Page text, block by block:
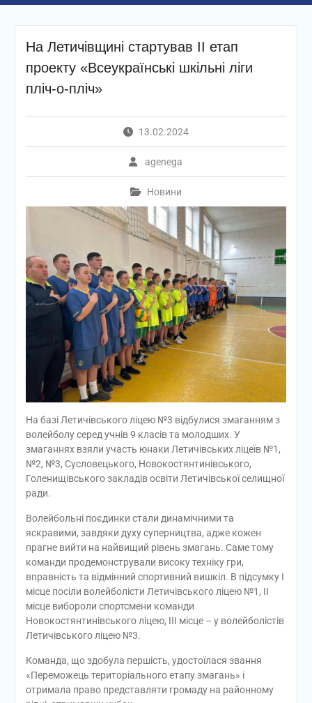
На Летичівщині стартував ІІ етап
проекту «Всеукраїнські шкільні ліги
пліч-о-пліч»
13.02.2024
agenega
Новини
На базі Летичівського ліцею №3 відбулися змаганням з
волейболу серед учнів 9 класів та молодших. У
змаганнях взяли участь юнаки Летичівських ліцеїв №1,
№2, №3, Сусловецького, Новокостянтинівського,
Голенищівського закладів освіти Летичівської селищної
ради.
Волейбольні поєдинки стали динамічними та
яскравими, завдяки духу суперництва, адже кожен
прагне вийти на найвищий рівень змагань. Саме тому
команди продемонстрували високу техніку гри,
вправність та відмінний спортивний вишкіл. В підсумку І
місце посіли волейболісти Летичівського ліцею №1, ІІ
місце вибороли спортсмени команди
Новокостянтинівського ліцею, ІІІ місце – у волейболістів
Летичівського ліцею №3.
Команда, що здобула першість, удостоїлася звання
«Переможець територіального етапу змагань» і
отримала право представляти громаду на районному